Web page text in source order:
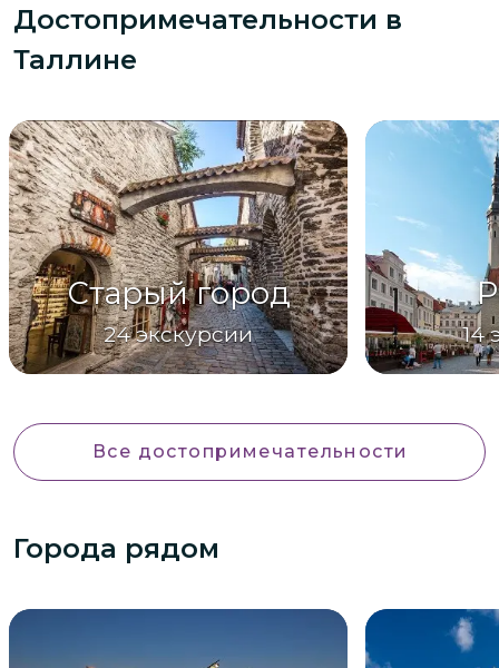
Достопримечательности в
Таллине
Старый город
24 экскурсии 14
Все достопримечательности
Города рядом